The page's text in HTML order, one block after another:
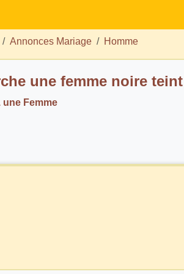
Annonces Mariage Homme
une femme noire
Femme